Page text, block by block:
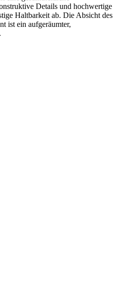
Details und hochwertige
Haltbarkeit ab. Die Absicht des
ist ein aufgeräumter,